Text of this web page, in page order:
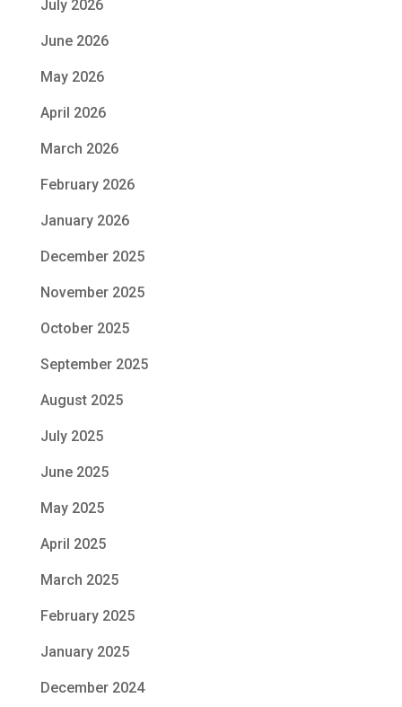
July 2026
June 2026
May 2026
April 2026
March 2026
February 2026
January 2026
December 2025
November 2025
October 2025
September 2025
August 2025
July 2025
June 2025
May 2025
April 2025
March 2025
February 2025
January 2025
December 2024